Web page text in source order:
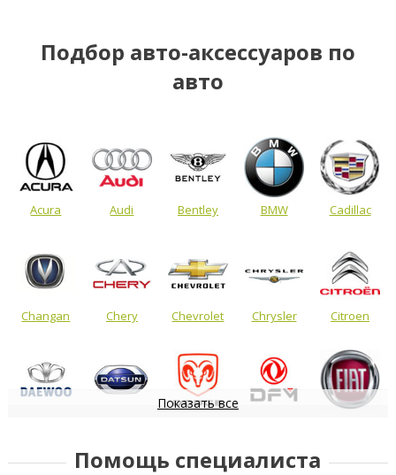
Подбор авто-аксессуаров по
авто
Acura Audi Bentley BMW Cadillac
Changan Chery Chevrolet Chrysler Citroen
Показать все
Помощь специалиста